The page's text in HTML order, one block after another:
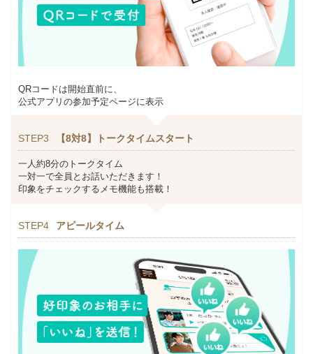
QRコードは開始直前に、
公式アプリの参加予定ページに表示
STEP3 【8対8】トークタイムスタート
一人約8分のトークタイム
一対一で全員とお話いただきます！
印象をチェックするメモ機能も搭載！
STEP4 アピールタイム